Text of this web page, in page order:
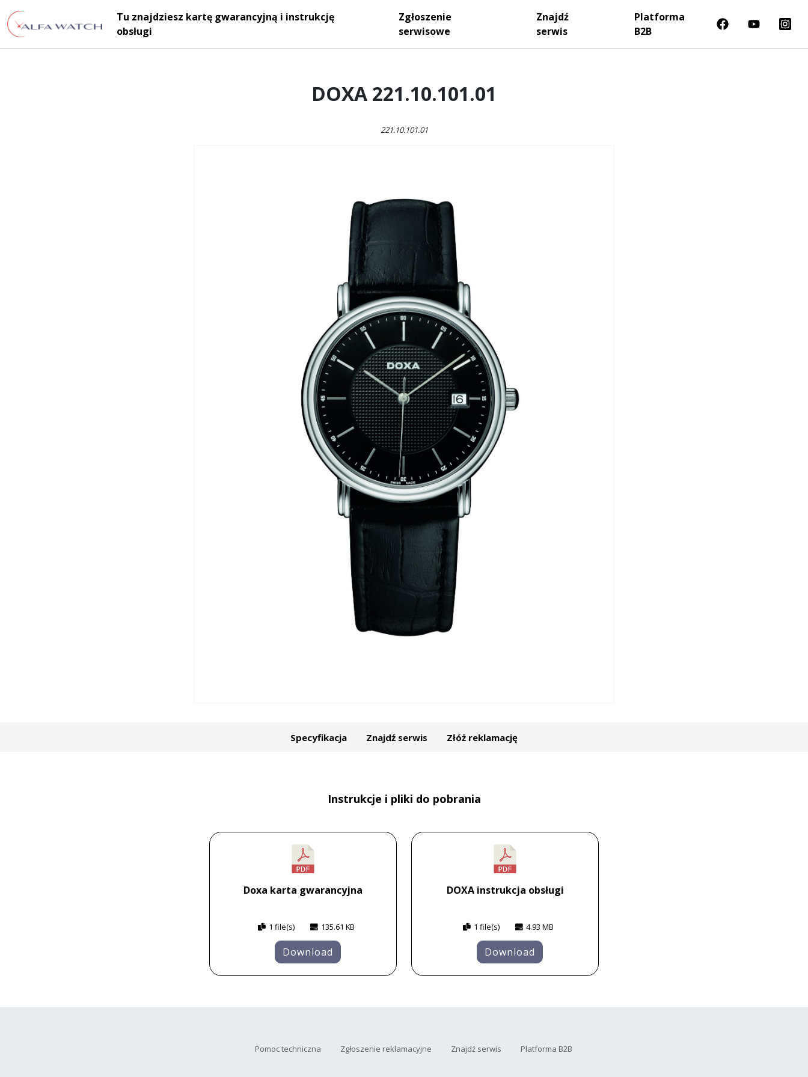
Main Navigation
Tu znajdziesz kartę gwarancyjną i instrukcję
obsługi
Zgłoszenie
serwisowe
Znajdź
serwis
Platforma
B2B
DOXA 221.10.101.01
221.10.101.01
Specyfikacja Znajdź serwis Złóż reklamację
Instrukcje i pliki do pobrania
Doxa karta gwarancyjna
1 file(s) 135.61 KB
Download
DOXA instrukcja obsługi
1 file(s) 4.93 MB
Download
Pomoc techniczna Zgłoszenie reklamacyjne Znajdź serwis Platforma B2B